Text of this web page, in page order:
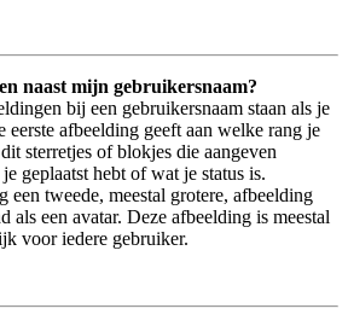
naast mijn gebruikersnaam?
bij een gebruikersnaam staan als je
eerste afbeelding geeft aan welke rang je
sterretjes of blokjes die aangeven
geplaatst hebt of wat je status is.
een tweede, meestal grotere, afbeelding
als een avatar. Deze afbeelding is meestal
voor iedere gebruiker.